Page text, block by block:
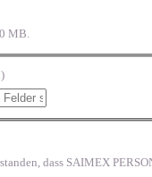
MB.
dass SAIMEX